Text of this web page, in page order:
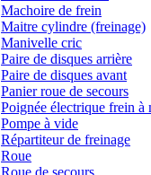
Machoire de frein
Maitre cylindre (freinage)
Manivelle cric
Paire de disques arrière
Paire de disques avant
Panier roue de secours
Poignée électrique frein à
Pompe à vide
Répartiteur de freinage
Roue
Roue de secours